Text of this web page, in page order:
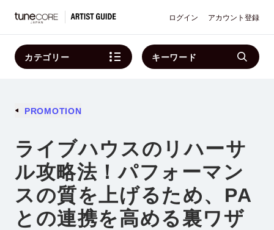
ログイン アカウント登録
カテゴリー キーワード
PROMOTION
ライブハウスのリハーサ
ル攻略法！パフォーマン
スの質を上げるため、PA
との連携を高める裏ワザ